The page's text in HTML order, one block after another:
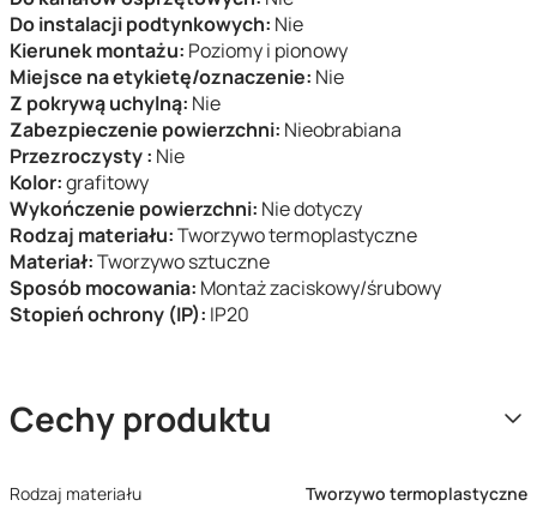
Do instalacji podtynkowych: Nie
Kierunek montażu: Poziomy i pionowy
Miejsce na etykietę/oznaczenie: Nie
Z pokrywą uchylną: Nie
Zabezpieczenie powierzchni: Nieobrabiana
Przezroczysty : Nie
Kolor:grafitowy
Wykończenie powierzchni: Nie dotyczy
Rodzaj materiału:Tworzywo termoplastyczne
Materiał:Tworzywo sztuczne
Sposób mocowania: Montaż zaciskowy/śrubowy
Stopień ochrony (IP): IP20
Cechy produktu
Rodzaj materiału
Tworzywo termoplastyczne